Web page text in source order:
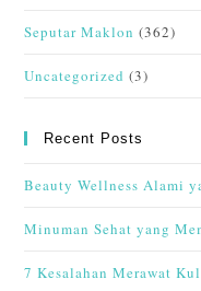
Seputar Maklon (362)
Uncategorized (3)
Recent Posts
Beauty Wellness Alami
Minuman Sehat yang
7 Kesalahan Merawat